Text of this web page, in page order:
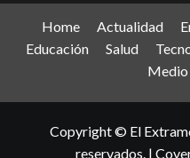
Home Actualidad
Educación
Salud
Copyright © El
reservados. |